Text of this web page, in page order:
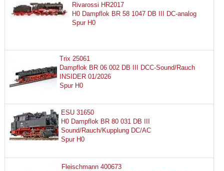
Rivarossi HR2017
H0 Dampflok BR 58 1047 DB III DC-analog
Spur H0
Trix 25061
Dampflok BR 06 002 DB III DCC-Sound/Rauch
INSIDER 01/2026
Spur H0
ESU 31650
H0 Dampflok BR 80 031 DB III
Sound/Rauch/Kupplung DC/AC
Spur H0
Fleischmann 400673